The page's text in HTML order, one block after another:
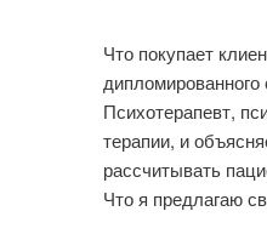
Что покупает
Психотерапевт,
терапии, и
рассчитывать
Что я предлагаю